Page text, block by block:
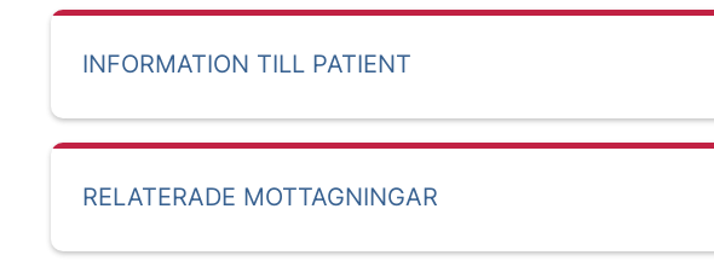
INFORMATION TILL PATIENT
RELATERADE MOTTAGNINGAR